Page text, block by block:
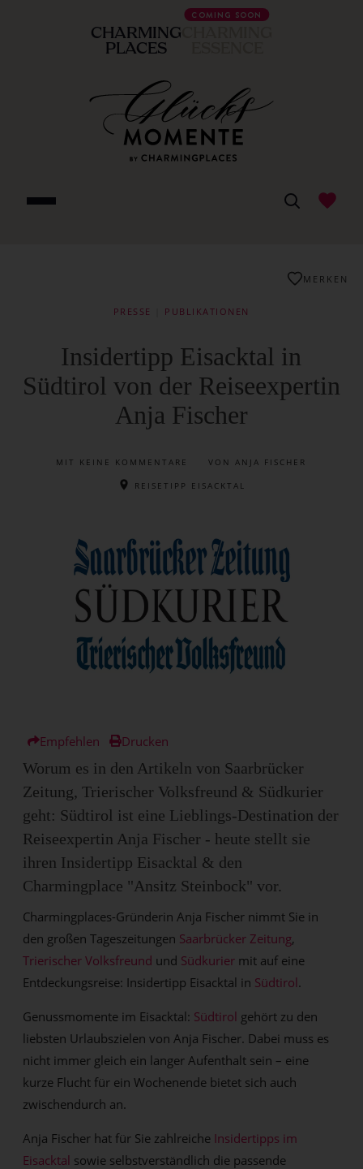
CHARMING
PLACES
COMING SOON
PRESSE PUBLIKATIONEN
Insidertipp Eisacktal in
Südtirol von der Reiseexpertin
Anja Fischer
MIT KEINE KOMMENTARE VON ANJA FISCHER
REISETIPP EISACKTAL
MERKEN
Empfehlen Drucken
Worum es in den Artikeln von Saarbrücker
Zeitung, Trierischer Volksfreund & Südkurier
geht: Südtirol ist eine Lieblings-Destination der
Reiseexpertin Anja Fischer - heute stellt sie
ihren Insidertipp Eisacktal & den
Charmingplace "Ansitz Steinbock" vor.
Charmingplaces-Gründerin Anja Fischer nimmt Sie in
den großen Tageszeitungen Saarbrücker Zeitung,
Trierischer Volksfreund und Südkurier mit auf eine
Entdeckungsreise: Insidertipp Eisacktal in Südtirol.
Genussmomente im Eisacktal: Südtirol gehört zu den
liebsten Urlaubszielen von Anja Fischer. Dabei muss es
nicht immer gleich ein langer Aufenthalt sein – eine
kurze Flucht für ein Wochenende bietet sich auch
zwischendurch an.
Anja Fischer hat für Sie zahlreiche Insidertipps im
Eisacktal sowie selbstverständlich die passende